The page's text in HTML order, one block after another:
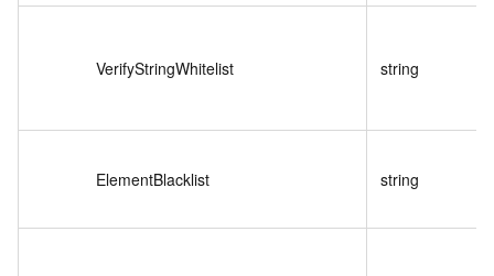
VerifyStringWhitelist string
ElementBlacklist string